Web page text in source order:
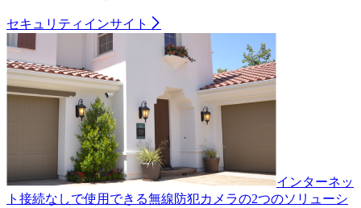
セキュリティインサイト
インターネッ
ト接続なしで使用できる無線防犯カメラの2つのソリューシ